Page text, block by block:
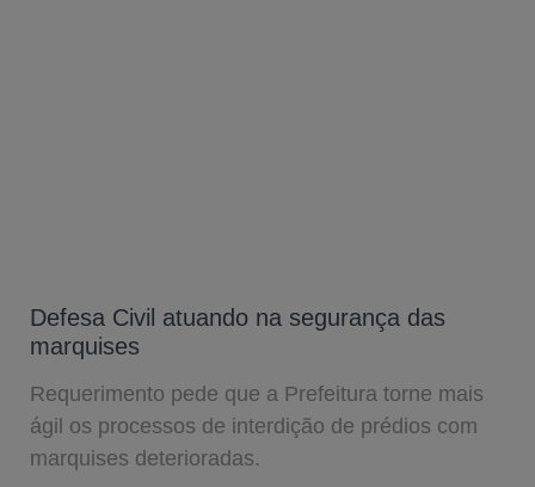
Defesa Civil atuando na segurança das
marquises
Requerimento pede que a Prefeitura torne mais
ágil os processos de interdição de prédios com
marquises deterioradas.